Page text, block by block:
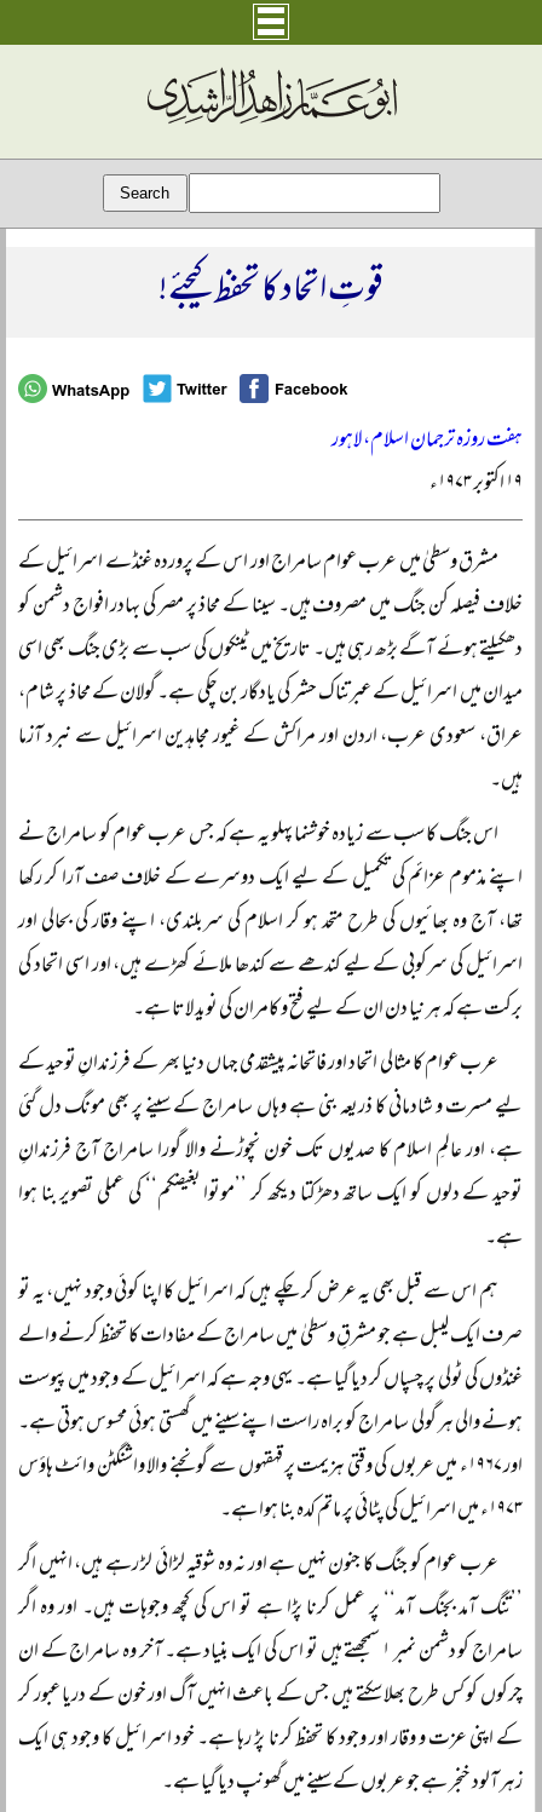
قوتِ اتحاد کا تحفظ کیجئے!
ہفت روزہ ترجمان اسلام، لاہور
۱۹ اکتوبر ۱۹۷۳ء
مشرق وسطیٰ میں عرب عوام سامراج اور اس کے پروردہ غنڈے اسرائیل کے
خلاف فیصلہ کن جنگ میں مصروف ہیں۔ سینا کے محاذ پر مصر کی بہادر افواج دشمن کو
دھکیلتے ہوئے آگے بڑھ رہی ہیں۔ تاریخ میں ٹینکوں کی سب سے بڑی جنگ بھی اسی
میدان میں اسرائیل کے عبرتناک حشر کی یادگار بن چکی ہے۔ گولان کے محاذ پر شام،
عراق، سعودی عرب، اردن اور مراکش کے غیور مجاہدین اسرائیل سے نبرد آزما
ہیں۔
اس جنگ کا سب سے زیادہ خوشنما پہلو یہ ہے کہ جس عرب عوام کو سامراج نے
اپنے مذموم عزائم کی تکمیل کے لیے ایک دوسرے کے خلاف صف آرا کر رکھا
تھا، آج وہ بھائیوں کی طرح متحد ہو کر اسلام کی سربلندی، اپنے وقار کی بحالی اور
اسرائیل کی سرکوبی کے لیے کندھے سے کندھا ملائے کھڑے ہیں، اور اسی اتحاد کی
برکت ہے کہ ہر نیا دن ان کے لیے فتح و کامران کی نوید لاتا ہے۔
عرب عوام کا مثالی اتحاد اور فاتحانہ پیشقدمی جہاں دنیا بھر کے فرزندانِ توحید کے
لیے مسرت و شادمانی کا ذریعہ بنی ہے وہاں سامراج کے سینے پر بھی مونگ دل گئی
ہے، اور عالمِ اسلام کا صدیوں تک خون نچوڑنے والا گورا سامراج آج فرزندانِ
توحید کے دلوں کو ایک ساتھ دھڑکتا دیکھ کر ’’موتوا بغیضکم‘‘ کی عملی تصویر بنا ہوا
ہے۔
ہم اس سے قبل بھی یہ عرض کر چکے ہیں کہ اسرائیل کا اپنا کوئی وجود نہیں، یہ تو
صرف ایک لیبل ہے جو مشرقِ وسطیٰ میں سامراج کے مفادات کا تحفظ کرنے والے
غنڈوں کی ٹولی پر چسپاں کر دیا گیا ہے۔ یہی وجہ ہے کہ اسرائیل کے وجود میں پیوست
ہونے والی ہر گولی سامراج کو براہ راست اپنے سینے میں گھستی ہوئی محسوس ہوتی ہے۔
اور ۱۹۶۷ء میں عربوں کی وقتی ہزیمت پر قہقہوں سے گونجنے والا واشنگٹن وائٹ ہاؤس
۱۹۷۳ء میں اسرائیل کی پٹائی پر ماتم کدہ بنا ہوا ہے۔
عرب عوام کو جنگ کا جنون نہیں ہے اور نہ وہ شوقیہ لڑائی لڑ رہے ہیں، انہیں اگر
’’تنگ آمد بجنگ آمد‘‘ پر عمل کرنا پڑا ہے تو اس کی کچھ وجوہات ہیں۔ اور وہ اگر
سامراج کو دشمن نمبر ۱ سمجھتے ہیں تو اس کی ایک بنیاد ہے۔ آخر وہ سامراج کے ان
چرکوں کو کس طرح بھلا سکتے ہیں جس کے باعث انہیں آگ اور خون کے دریا عبور کر
کے اپنی عزت و وقار اور وجود کا تحفظ کرنا پڑ رہا ہے۔ خود اسرائیل کا وجود ہی ایک
زہر آلود خنجر ہے جو عربوں کے سینے میں گھونپ دیا گیا ہے۔